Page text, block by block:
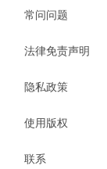
常问问题
法律免责声明
隐私政策
使用版权
联系